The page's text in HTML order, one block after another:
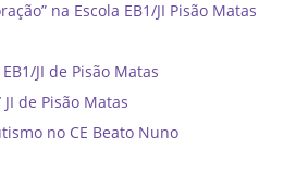
na Escola EB1/JI Pisão Matas
JI de Pisão Matas
de Pisão Matas
no CE Beato Nuno